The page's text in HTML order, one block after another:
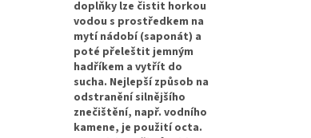
doplňky lze čistit horkou
vodou s prostředkem na
mytí nádobí (saponát) a
poté přeleštit jemným
hadříkem a vytřít do
sucha. Nejlepší způsob na
odstranění silnějšího
znečištění, např. vodního
kamene, je použití octa.